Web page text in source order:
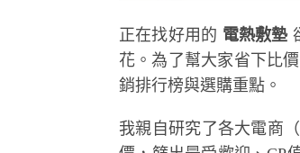
正在找好用的 電熱敷墊
花。為了幫大家省下比
銷排行榜與選購重點。
我親自研究了各大電商